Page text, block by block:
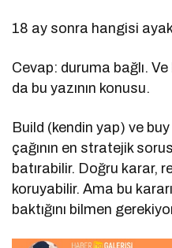
18 ay sonra hangisi
Cevap: duruma bağlı. Ve
da bu yazının konusu.
Build (kendin yap) ve buy
çağının en stratejik
batırabilir. Doğru karar,
koruyabilir. Ama bu
baktığını bilmen